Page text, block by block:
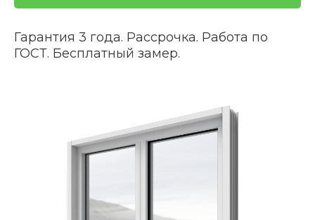
Гарантия 3 года. Рассрочка. Работа по
ГОСТ. Бесплатный замер.